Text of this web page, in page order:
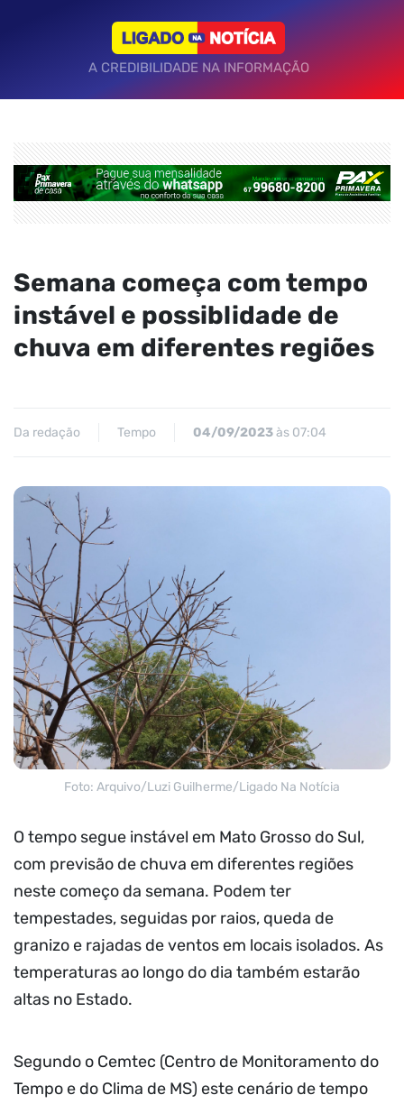
A CREDIBILIDADE NA INFORMAÇÃO
Semana começa com tempo
instável e possiblidade de
chuva em diferentes regiões
Da redação Tempo 04/09/2023às 07:04
Foto: Arquivo/Luzi Guilherme/Ligado Na Notícia
O tempo segue instável em Mato Grosso do Sul,
com previsão de chuva em diferentes regiões
neste começo da semana. Podem ter
tempestades, seguidas por raios, queda de
granizo e rajadas de ventos em locais isolados. As
temperaturas ao longo do dia também estarão
altas no Estado.
Segundo o Cemtec (Centro de Monitoramento do
Tempo e do Clima de MS) este cenário de tempo